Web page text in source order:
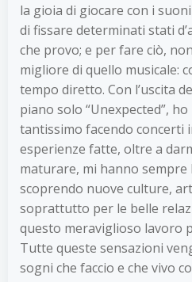
la gioia di giocare con i
di fissare determinati stati
che provo; e per fare ciò,
migliore di quello musicale:
tempo diretto. Con l’uscita
piano solo “Unexpected”,
tantissimo facendo concerti
esperienze fatte, oltre a
maturare, mi hanno
scoprendo nuove culture,
soprattutto per le belle
questo meraviglioso lavoro
Tutte queste sensazioni
sogni che faccio e che vivo